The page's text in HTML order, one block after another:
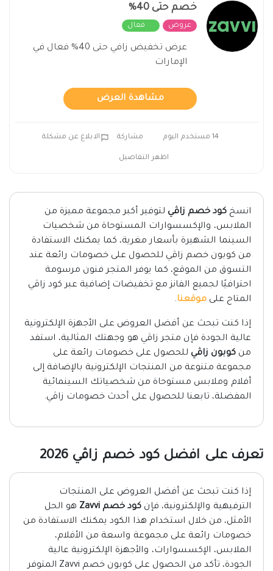
خصم حتى 40%
عروض فعال
عرض تخفيض زافي حتى 40% فعال في
الإمارات
مشاهدة العرض
14 مستخدم اليوم مشاركة الابلاغ عن مشكلة
اظهر التفاصيل
انسخ كود خصم زاڤي لتوفير أكبر مجموعة مميزة من
الملابس، والإكسسوارات المستوحاة من شخصيات
السينما الشهيرة بأسعار مغرية، كما يمكنك الاستفادة
من كوبون خصم زاڤي للحصول على خصومات رائعة عند
التسوق من الموقع، كما يوفر المتجر فنون مرسومة
احترافيًا لجميع الفانز مع تخفيضات إضافية عبر كود زاڤي
المتاح على موقعنا.
إذا كنت تبحث عن أفضل العروض على الأجهزة الإلكترونية
عالية الجودة فإن متجر زاڤي هو وجهتك المثالية، استفد
من كوبون زاڤي للحصول على خصومات رائعة على
مجموعة متنوعة من المنتجات الإلكترونية بالإضافة إلى
أفلام وملابس مستوحاة من شخصياتك السينمائية
المفضلة، تابعنا للحصول على أحدث خصومات زاڤي.
تعرف على افضل كود خصم زاڤي 2026
إذا كنت تبحث عن أفضل العروض على المنتجات
الترفيهية والإلكترونية، فإن كود خصم Zavvi
هو الحل
الأمثل، من خلال استخدام هذا الكود يمكنك الاستفادة من
خصومات رائعة على مجموعة واسعة من الأفلام،
الملابس، الإكسسوارات، والأجهزة الإلكترونية عالية
الجودة، تأكد من الحصول على كوبون خصم Zavvi المتوفر